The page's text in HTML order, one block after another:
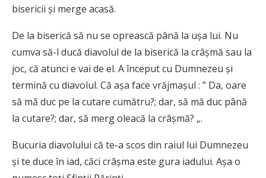
bisericii şi merge acasă.
De la biserică să nu se oprească până la uşa lui. Nu
cumva să-l ducă diavolul de la biserică la crâşmă sau la
joc, că atunci e vai de el. A început cu Dumnezeu şi
termină cu diavolul. Că aşa face vrăjmaşul : ” Da, oare
să mă duc pe la cutare cumătru?; dar, să mă duc până
la cutare?; dar, să merg oleacă la crâşmă? „.
Bucuria diavolului că te-a scos din raiul lui Dumnezeu
şi te duce în iad, căci crâşma este gura iadului. Aşa o